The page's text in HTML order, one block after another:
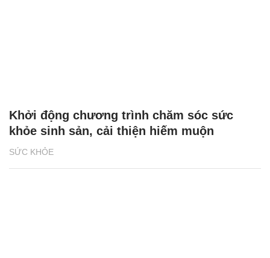
SỨC KHỎE
Khởi động chương trình chăm sóc sức
khỏe sinh sản, cải thiện hiếm muộn